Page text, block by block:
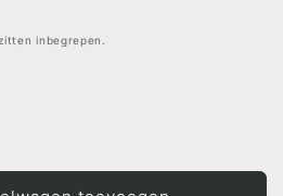
inbegrepen.